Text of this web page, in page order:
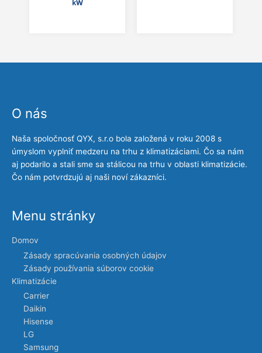
kW
O nás
Naša spoločnosť QYX, s.r.o bola založená v roku 2008 s
úmyslom vyplniť medzeru na trhu z klimatizáciami. Čo sa nám
aj podarilo a stali sme sa stálicou na trhu v oblasti klimatizácie.
Čo nám potvrdzujú aj naši noví zákazníci.
Menu stránky
Domov
Zásady spracúvania osobných údajov
Zásady používania súborov cookie
Klimatizácie
Carrier
Daikin
Hisense
LG
Samsung